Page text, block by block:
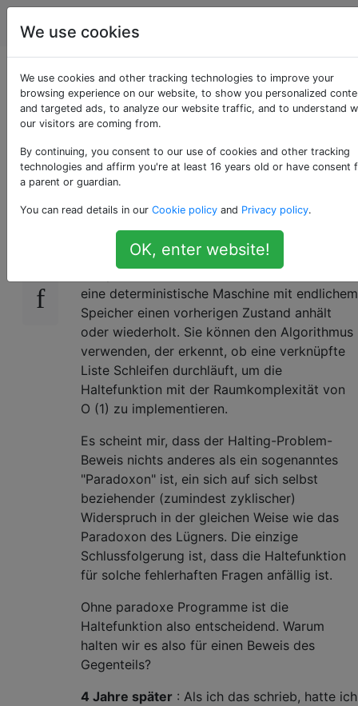
Computerwissenschaften
Warum ist das
Halteproblem wirklich
so wichtig?
149 Ich verstehe nicht, warum dasProblem
Anhaltensso oft verwendet wird, um
festzustellen, ob ein Programm anhält. Die
Wikipedia [article] [1] erklärt zu Recht, dass
eine deterministische Maschine mit endlichem
Speicher einen vorherigen Zustand anhält
oder wiederholt. Sie können den Algorithmus
verwenden, der erkennt, ob eine verknüpfte
Liste Schleifen durchläuft, um die
Haltefunktion mit der Raumkomplexität von
O (1) zu implementieren.
Es scheint mir, dass der Halting-Problem-
Beweis nichts anderes als ein sogenanntes
"Paradoxon" ist, ein sich auf sich selbst
beziehender (zumindest zyklischer)
Widerspruch in der gleichen Weise wie das
Paradoxon des Lügners. Die einzige
Schlussfolgerung ist, dass die Haltefunktion
für solche fehlerhaften Fragen anfällig ist.
Ohne paradoxe Programme ist die
Haltefunktion also entscheidend. Warum
halten wir es also für einen Beweis des
Gegenteils?
4 Jahre später : Als ich das schrieb, hatte ich
We use cookies
We use cookies and other tracking technologies to improve your
browsing experience on our website, to show you personalized
and targeted ads, to analyze our website traffic, and to understand
our visitors are coming from.
By continuing, you consent to our use of cookies and other tracking
technologies and affirm you're at least 16 years old or have consent
a parent or guardian.
You can read details in our Cookie policy and Privacy policy.
OK, enter website!